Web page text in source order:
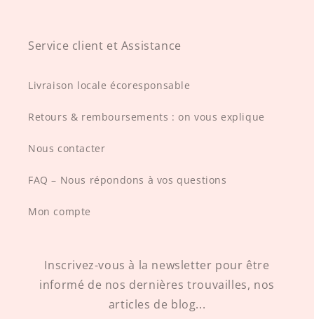
Service client et Assistance
Livraison locale écoresponsable
Retours & remboursements : on vous explique
Nous contacter
FAQ – Nous répondons à vos questions
Mon compte
Inscrivez-vous à la newsletter pour être
informé de nos dernières trouvailles, nos
articles de blog...